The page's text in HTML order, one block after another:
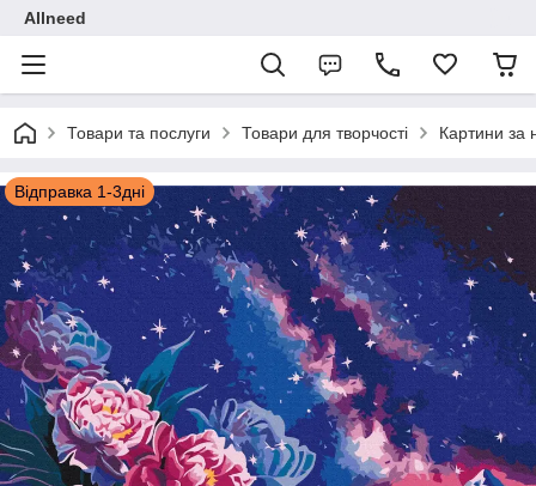
Allneed
Товари та послуги Товари для творчості Картини за
Відправка 1-3дні